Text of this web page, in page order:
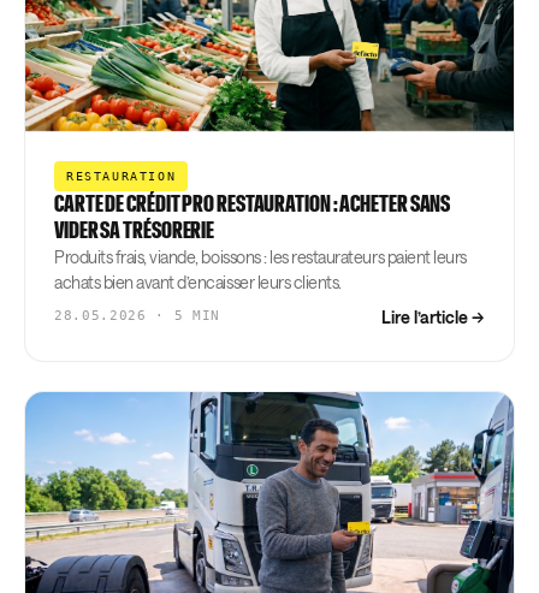
RESTAURATION
CARTE DE CRÉDIT PRO RESTAURATION : ACHETER SANS
VIDER SA TRÉSORERIE
Produits frais, viande, boissons : les restaurateurs paient leurs
achats bien avant d’encaisser leurs clients.
28.05.2026 · 5 MIN Lire l’article →